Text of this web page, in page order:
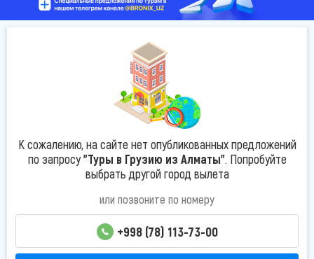
К сожалению, на сайте нет опубликованных предложений
по запросу"Туры в Грузию из Алматы". Попробуйте
выбрать другой город вылета
или позвоните по номеру
+998 (78) 113-73-00